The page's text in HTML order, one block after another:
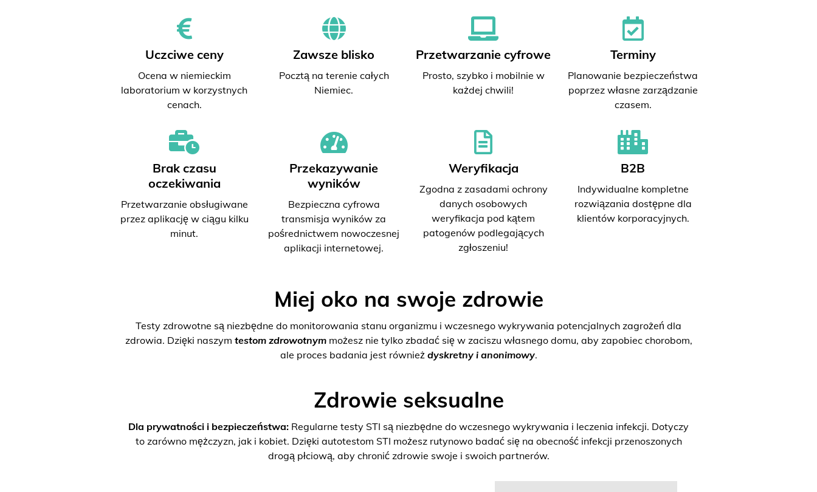
Uczciwe ceny
Ocena w niemieckim
laboratorium w korzystnych
cenach.
Zawsze blisko
Pocztą na terenie całych
Niemiec.
Przetwarzanie cyfrowe
Prosto, szybko i mobilnie w
każdej chwili!
Terminy
Planowanie bezpieczeństwa
poprzez własne zarządzanie
czasem.
Brak czasu
oczekiwania
Przetwarzanie obsługiwane
przez aplikację w ciągu kilku
minut.
Przekazywanie
wyników
Bezpieczna cyfrowa
transmisja wyników za
pośrednictwem nowoczesnej
aplikacji internetowej.
Weryfikacja
Zgodna z zasadami ochrony
danych osobowych
weryfikacja pod kątem
patogenów podlegających
zgłoszeniu!
B2B
Indywidualne kompletne
rozwiązania dostępne dla
klientów korporacyjnych.
Miej oko na swoje zdrowie
Testy zdrowotne są niezbędne do monitorowania stanu organizmu i wczesnego wykrywania potencjalnych zagrożeń dla
zdrowia. Dzięki naszym testom zdrowotnymmożesz nie tylko zbadać się w zaciszu własnego domu, aby zapobiec chorobom,
ale proces badania jest również dyskretny i anonimowy.
Zdrowie seksualne
Dla prywatności i bezpieczeństwa: Regularne testy STI są niezbędne do wczesnego wykrywania i leczenia infekcji. Dotyczy
to zarówno mężczyzn, jak i kobiet. Dzięki autotestom STI możesz rutynowo badać się na obecność infekcji przenoszonych
drogą płciową, aby chronić zdrowie swoje i swoich partnerów.